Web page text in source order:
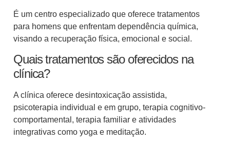
É um centro especializado que oferece tratamentos
para homens que enfrentam dependência química,
visando a recuperação física, emocional e social.
Quais tratamentos são oferecidos na
clínica?
A clínica oferece desintoxicação assistida,
psicoterapia individual e em grupo, terapia cognitivo-
comportamental, terapia familiar e atividades
integrativas como yoga e meditação.